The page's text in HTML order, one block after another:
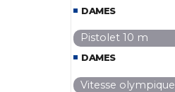
DAMES
Pistolet 10 m
DAMES
Vitesse olympique